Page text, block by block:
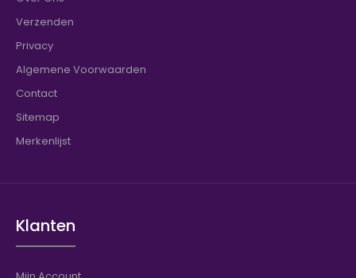
Verzenden
Privacy
Algemene Voorwaarden
Contact
Sitemap
Merkenlijst
Klanten